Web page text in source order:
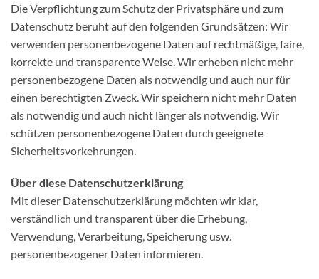
Die Verpflichtung zum Schutz der Privatsphäre und zum
Datenschutz beruht auf den folgenden Grundsätzen: Wir
verwenden personenbezogene Daten auf rechtmäßige, faire,
korrekte und transparente Weise. Wir erheben nicht mehr
personenbezogene Daten als notwendig und auch nur für
einen berechtigten Zweck. Wir speichern nicht mehr Daten
als notwendig und auch nicht länger als notwendig. Wir
schützen personenbezogene Daten durch geeignete
Sicherheitsvorkehrungen.
Über diese Datenschutzerklärung
Mit dieser Datenschutzerklärung möchten wir klar,
verständlich und transparent über die Erhebung,
Verwendung, Verarbeitung, Speicherung usw.
personenbezogener Daten informieren.